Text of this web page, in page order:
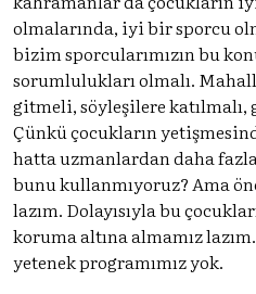
olmalarında, iyi bir sporcu
bizim sporcularımızın bu
sorumlulukları olmalı.
gitmeli, söyleşilere katılmalı,
Çünkü çocukların
hatta uzmanlardan daha
bunu kullanmıyoruz? Ama
lazım. Dolayısıyla bu
koruma altına almamız
yetenek programımız yok.